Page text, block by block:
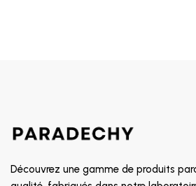
Découvrez une gamme de produits